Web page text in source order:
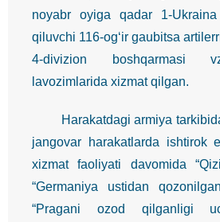
noyabr oyiga qadar 1-
qiluvchi 116-og‘ir gaubitsa
4-divizion boshqarmasi
lavozimlarida xizmat qilgan.
Harakatdagi armiya
jangovar harakatlarda ishtirok
xizmat faoliyati davomida
“Germaniya ustidan
“Pragani ozod qilganligi